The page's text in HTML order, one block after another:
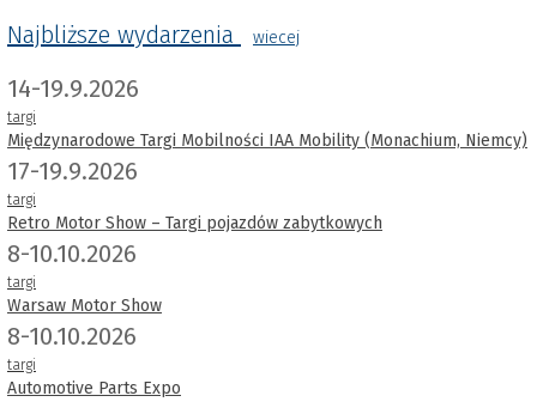
Najbliższe wydarzenia
wiecej
14-19.9.2026
targi
Międzynarodowe Targi Mobilności IAA Mobility (Monachium, Niemcy)
17-19.9.2026
targi
Retro Motor Show – Targi pojazdów zabytkowych
8-10.10.2026
targi
Warsaw Motor Show
8-10.10.2026
targi
Automotive Parts Expo